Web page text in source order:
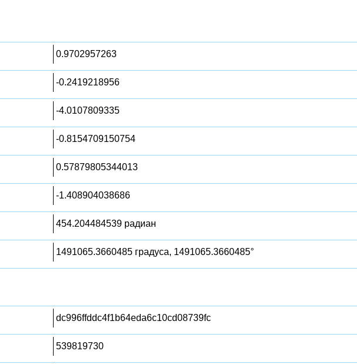
0.9702957263
-0.2419218956
-4.0107809335
-0.8154709150754
0.57879805344013
-1.408904038686
454.204484539 радиан
1491065.3660485 градуса, 1491065.3660485°
dc996ffddc4f1b64eda6c10cd08739fc
539819730